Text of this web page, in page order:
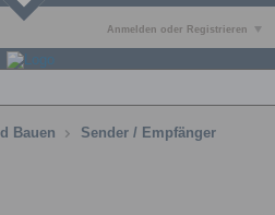
Anmelden oder Registrieren
Bauen Sender / Empfänger